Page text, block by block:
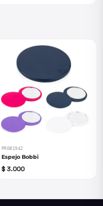
PROB1942
Espejo Bobbi
$ 3.000